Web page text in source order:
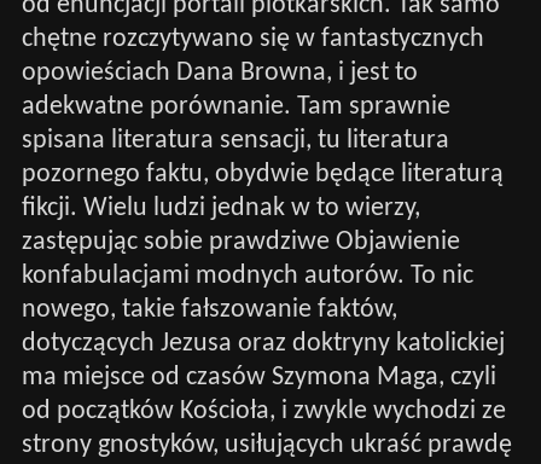
chętne rozczytywano się w fantastycznych
opowieściach Dana Browna, i jest to
adekwatne porównanie. Tam sprawnie
spisana literatura sensacji, tu literatura
pozornego faktu, obydwie będące literaturą
fikcji. Wielu ludzi jednak w to wierzy,
zastępując sobie prawdziwe Objawienie
konfabulacjami modnych autorów. To nic
nowego, takie fałszowanie faktów,
dotyczących Jezusa oraz doktryny katolickiej
ma miejsce od czasów Szymona Maga, czyli
od początków Kościoła, i zwykle wychodzi ze
strony gnostyków, usiłujących ukraść prawdę